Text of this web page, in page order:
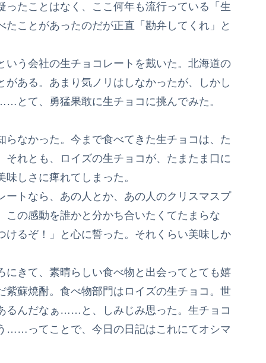
たことはなく、ここ何年も流行っている「生
ことがあったのだが正直「勘弁してくれ」と
いう会社の生チョコレートを戴いた。北海道の
ある。あまり気ノリはしなかったが、しかし
とて、勇猛果敢に生チョコに挑んでみた。
なかった。今まで食べてきた生チョコは、た
れとも、ロイズの生チョコが、たまたま口に
しさに痺れてしまった。
トなら、あの人とか、あの人のクリスマスプ
の感動を誰かと分かち合いたくてたまらな
るぞ！」と心に誓った。それくらい美味しか
きて、素晴らしい食べ物と出会ってとても嬉
蘇焼酎。食べ物部門はロイズの生チョコ。世
るんだなぁ……と、しみじみ思った。生チョコ
……ってことで、今日の日記はこれにてオシマ